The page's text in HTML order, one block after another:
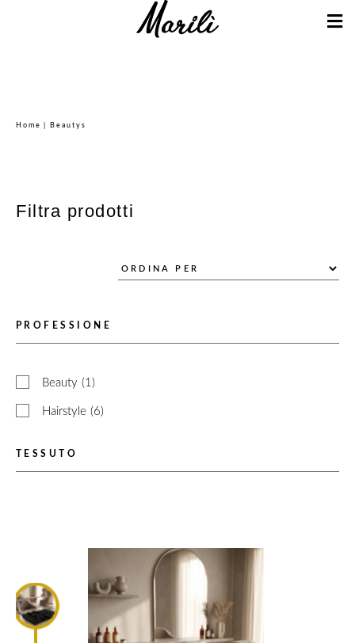
Home | Beautys
Filtra prodotti
PROFESSIONE
Beauty (1)
Hairstyle (6)
TESSUTO